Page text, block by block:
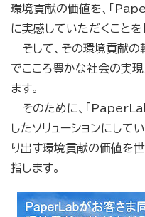
環境貢献の価値を、「
に実感していただくことを
そして、その環境貢献の
でこころ豊かな社会の実
ます。
そのために、「
したソリューションにして
り出す環境貢献の価値を
指します。